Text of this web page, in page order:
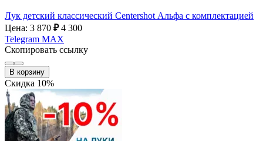
Лук детский классический Centershot Альфа с комплектацией
Цена: 3 870 ₽ 4 300
Telegram MAX
Скопировать ссылку
В корзину
Скидка 10%